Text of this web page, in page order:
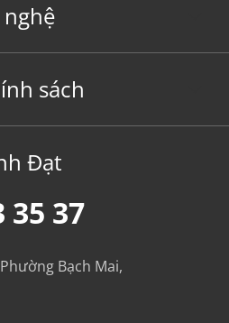
sách
Đạt
35 37
Bạch Mai,